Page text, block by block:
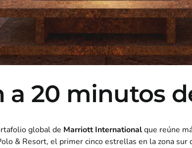
a 20 minutos
global de Marriott Internationalque reúne
& Resort, el primer cinco estrellas en la zona sur